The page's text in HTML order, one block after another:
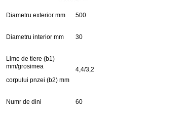
Diametru exterior mm 500
Diametru interior mm 30
Lime de tiere (b1)
mm/grosimea
corpului pnzei (b2) mm
4,4/3,2
Numr de dini 60